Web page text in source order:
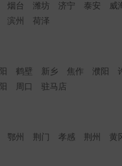
烟台 潍坊 济宁 泰安
威
滨州 荷泽
鹤壁 新乡 焦作 濮阳
周口 驻马店
鄂州 荆门 孝感 荆州
黄